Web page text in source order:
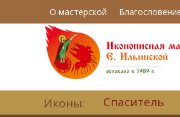
О мастерской
Иконы: Спаситель